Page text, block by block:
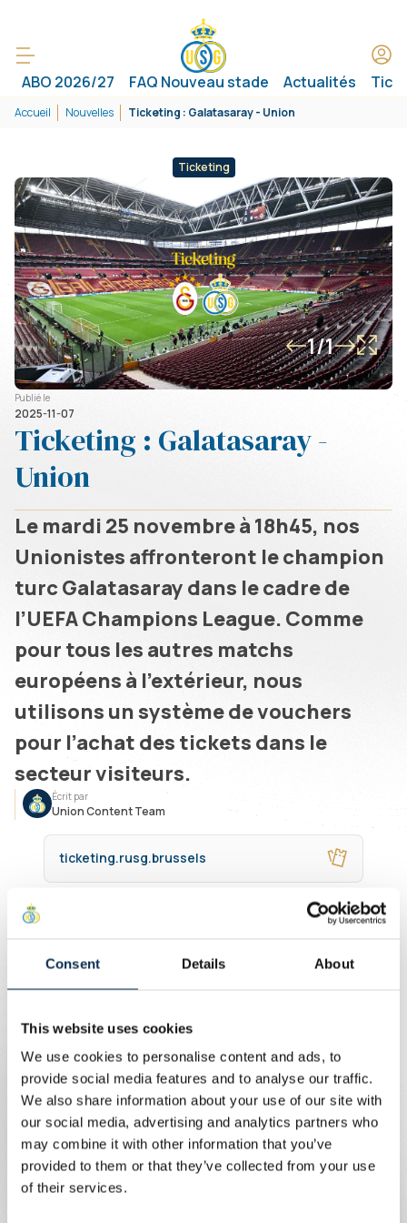
Consent Details About
This website uses cookies
We use cookies to personalise content and ads, to
provide social media features and to analyse our traffic.
We also share information about your use of our site with
our social media, advertising and analytics partners who
may combine it with other information that you’ve
provided to them or that they’ve collected from your use
of their services.
ABO 2026/27 FAQ Nouveau stade Actualités
Accueil Nouvelles Ticketing : Galatasaray - Union
Ticketing
1/1
Publié le
2025-11-07
Ticketing : Galatasaray -
Union
Le mardi 25 novembre à 18h45, nos
Unionistes affronteront le champion
turc Galatasaray dans le cadre de
l’UEFA Champions League. Comme
pour tous les autres matchs
européens à l’extérieur, nous
utilisons un système de vouchers
pour l’achat des tickets dans le
secteur visiteurs.
Écrit par
Union Content Team
ticketing.rusg.brussels
Prix
42 € par ticket
Périodes de vente
Les fans ayant un historique d’achat peuvent acheter un
voucher sur ticketing.rusg.brussels du lundi 10 novembre
au lundi 24 novembre inclus.
Informations générales